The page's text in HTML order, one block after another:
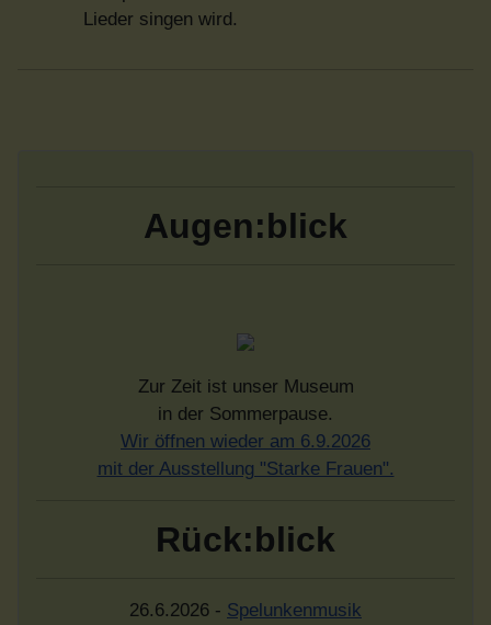
Lieder singen wird.
Augen:blick
Zur Zeit ist unser Museum
in der Sommerpause.
Wir öffnen wieder am 6.9.2026
mit der Ausstellung "Starke Frauen".
Rück:blick
26.6.2026 - Spelunkenmusik